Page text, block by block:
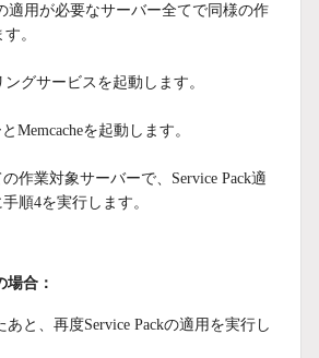
適用が必要なサーバー全てで同様の作
。
グサービスを起動します。
Memcacheを起動します。
作業対象サーバーで、Service Pack適
順4を実行します。
場合：
と、再度Service Packの適用を実行し